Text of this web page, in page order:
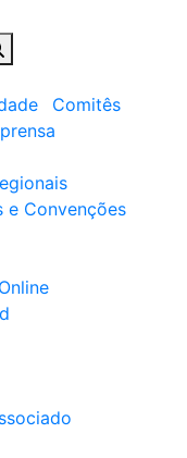
Comitês
e Convenções